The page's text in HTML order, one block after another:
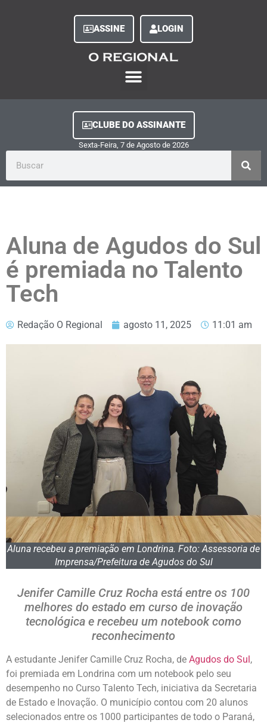
ASSINE LOGIN
CLUBE DO ASSINANTE
Sexta-Feira, 7de Agostode 2026
Aluna de Agudos do Sul
é premiada no Talento
Tech
Redação O Regional agosto 11, 2025 11:01 am
Aluna recebeu a premiação em Londrina. Foto: Assessoria de
Imprensa/Prefeitura de Agudos do Sul
Jenifer Camille Cruz Rocha está entre os 100
melhores do estado em curso de inovação
tecnológica e recebeu um notebook como
reconhecimento
A estudante Jenifer Camille Cruz Rocha, de Agudos do Sul,
foi premiada em Londrina com um notebook pelo seu
desempenho no Curso Talento Tech, iniciativa da Secretaria
de Estado e Inovação. O município contou com 20 alunos
selecionados entre os 1000 participantes de todo o Paraná,